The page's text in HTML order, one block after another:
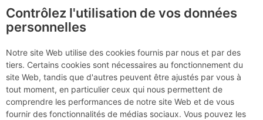
Bürglen : Couloir NE du
Bunker
Lundi 20 février 2017
Suisse Canton de Berne Préalpes Fribourgeoises -
Contrôlez l'utilisation de vos données
personnelles
Notre site Web utilise des cookies fournis par nous et par des
tiers. Certains cookies sont nécessaires au fonctionnement du
site Web, tandis que d'autres peuvent être ajustés par vous à
tout moment, en particulier ceux qui nous permettent de
comprendre les performances de notre site Web et de vous
fournir des fonctionnalités de médias sociaux. Vous pouvez les